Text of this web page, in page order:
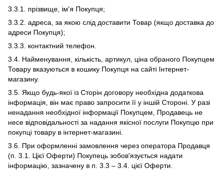
3.3.1. прізвище, ім'я Покупця;
3.3.2. адреса, за якою слід доставити Товар (якщо доставка до
адреси Покупця);
3.3.3. контактний телефон.
3.4. Найменування, кількість, артикул, ціна обраного Покупцем
Товару вказуються в кошику Покупця на сайті Інтернет-
магазину.
3.5. Якщо будь-якої із Сторін договору необхідна додаткова
інформація, він має право запросити її у іншій Стороні. У разі
ненадання необхідної інформації Покупцем, Продавець не
несе відповідальності за надання якісної послуги Покупцю при
покупці товару в інтернет-магазині.
3.6. При оформленні замовлення через оператора Продавця
(п. 3.1. Цієї Оферти) Покупець зобов'язується надати
інформацію, зазначену в п. 3.3 – 3.4. цієї Оферти.